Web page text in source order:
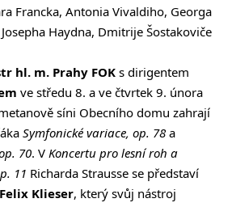
Francka, Antonia Vivaldiho, Georga
Haydna, Dmitrije Šostakoviče
hl. m. Prahy FOK s dirigentem
ve středu 8. a ve čtvrtek 9. února
síni Obecního domu zahrají
Symfonické variace, op. 78 a
70. V Koncertu pro lesní roh a
11 Richarda Strausse se představí
Felix Klieser, který svůj nástroj